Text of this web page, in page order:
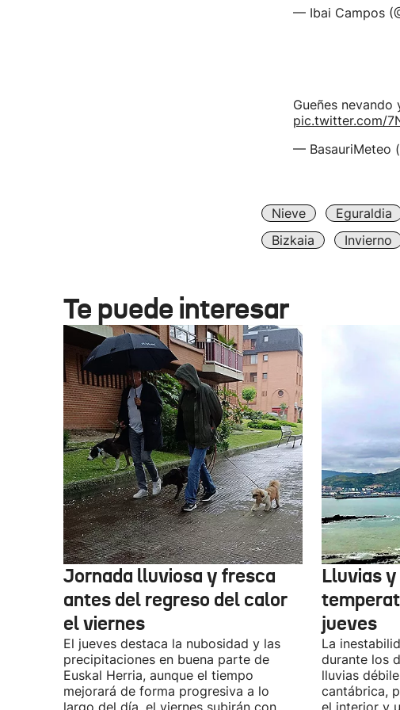
— Ibai Campos
Gueñes
pic.twitter.com/
— BasauriMeteo
Nieve Eguraldia
Bizkaia
Invierno
Te puede interesar
Jornada lluviosa y fresca
antes del regreso del calor
el viernes
El jueves destaca la nubosidad y las
precipitaciones en buena parte de
Euskal Herria, aunque el tiempo
mejorará de forma progresiva a lo
largo del día. el viernes subirán con
Lluvias
jueves
La
durante los
lluvias
cantábrica,
el interior y